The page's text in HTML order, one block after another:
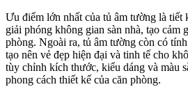
Ưu điểm lớn nhất của tủ âm tường là
giải phóng không gian sàn nhà, tạo cảm
phòng. Ngoài ra, tủ âm tường còn có
tạo nên vẻ đẹp hiện đại và tinh tế cho
tùy chỉnh kích thước, kiểu dáng và màu
phong cách thiết kế của căn phòng.